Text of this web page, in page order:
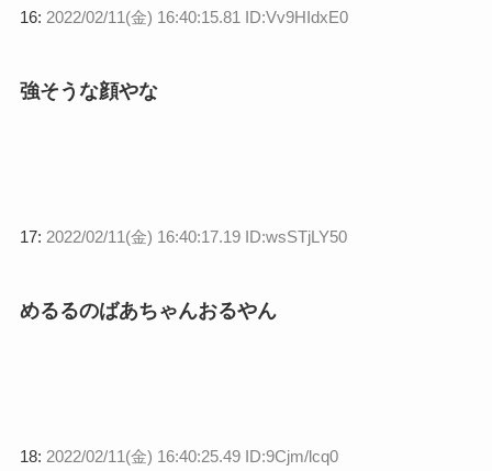
16: 2022/02/11(金) 16:40:15.81 ID:Vv9HIdxE0
強そうな顔やな
17: 2022/02/11(金) 16:40:17.19 ID:wsSTjLY50
めるるのばあちゃんおるやん
18: 2022/02/11(金) 16:40:25.49 ID:9Cjm/lcq0